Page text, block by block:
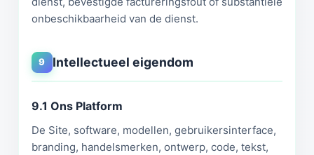
onbeschikbaarheid van de dienst.
9 Intellectueel eigendom
9.1 Ons Platform
De Site, software, modellen, gebruikersinterface,
branding, handelsmerken, ontwerp, code, tekst,